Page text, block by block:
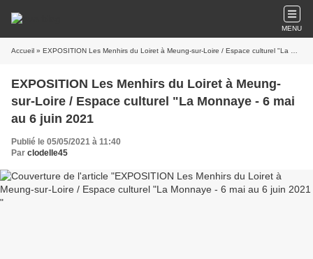
MENU
Accueil » EXPOSITION Les Menhirs du Loiret à Meung-sur-Loire / Espace culturel "La Monnaye - 6 mai au 6 juin 2021
EXPOSITION Les Menhirs du Loiret à Meung-
sur-Loire / Espace culturel "La Monnaye - 6 mai
au 6 juin 2021
Publié le 05/05/2021 à 11:40
Par clodelle45